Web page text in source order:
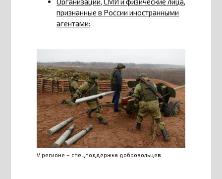
признанные в России иностранными
агентами:
V регионе – спецподдержка добровольцев